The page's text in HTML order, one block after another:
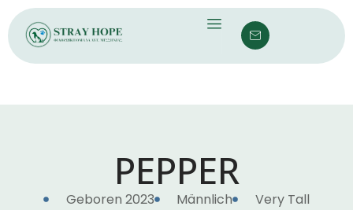
PEPPER
Geboren 2023 Männlich Very Tall